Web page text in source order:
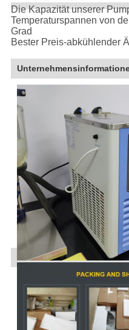
Die Kapazität unserer
Temperaturspannen von
Grad
Bester Preis-abkühlender